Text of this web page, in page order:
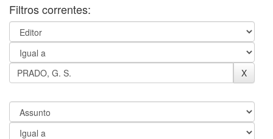
Filtros correntes: